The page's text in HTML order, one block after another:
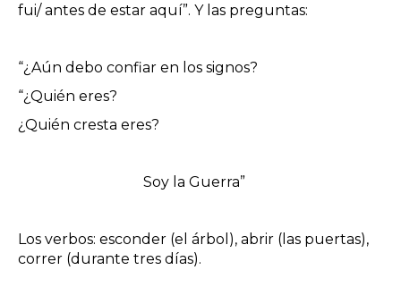
fui/ antes de estar aquí”. Y las preguntas:
“¿Aún debo confiar en los signos?
“¿Quién eres?
¿Quién cresta eres?
Soy la Guerra”
Los verbos: esconder (el árbol), abrir (las puertas),
correr (durante tres días).